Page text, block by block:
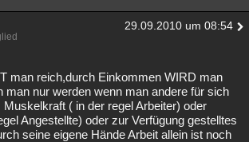
29.09.2010 um 08:54
man reich,durch Einkommen WIRD man
man nur werden wenn man andere für sich
( in der regel Arbeiter) oder
Angestellte) oder zur Verfügung gestelltes
seine eigene Hände Arbeit allein ist noch